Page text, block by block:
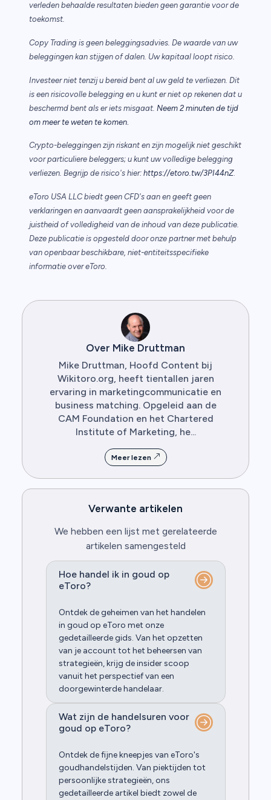
verleden behaalde resultaten bieden geen garantie voor de
toekomst.
Copy Trading is geen beleggingsadvies. De waarde van uw
beleggingen kan stijgen of dalen. Uw kapitaal loopt risico.
Investeer niet tenzij u bereid bent al uw geld te verliezen. Dit
is een risicovolle belegging en u kunt er niet op rekenen dat u
beschermd bent als er iets misgaat. Neem 2 minuten de tijd
om meer te weten te komen.
Crypto-beleggingen zijn riskant en zijn mogelijk niet geschikt
voor particuliere beleggers; u kunt uw volledige belegging
verliezen. Begrijp de risico's hier: https://etoro.tw/3PI44nZ.
eToro USA LLC biedt geen CFD's aan en geeft geen
verklaringen en aanvaardt geen aansprakelijkheid voor de
juistheid of volledigheid van de inhoud van deze publicatie.
Deze publicatie is opgesteld door onze partner met behulp
van openbaar beschikbare, niet-entiteitsspecifieke
informatie over eToro.
Over Mike Druttman
Mike Druttman, Hoofd Content bij
Wikitoro.org, heeft tientallen jaren
ervaring in marketingcommunicatie en
business matching. Opgeleid aan de
CAM Foundation en het Chartered
Institute of Marketing, he...
Meer lezen
Verwante artikelen
We hebben een lijst met gerelateerde
artikelen samengesteld
Hoe handel ik in goud op
eToro?
Ontdek de geheimen van het handelen
in goud op eToro met onze
gedetailleerde gids. Van het opzetten
van je account tot het beheersen van
strategieën, krijg de insider scoop
vanuit het perspectief van een
doorgewinterde handelaar.
Wat zijn de handelsuren voor
goud op eToro?
Ontdek de fijne kneepjes van eToro's
goudhandelstijden. Van piektijden tot
persoonlijke strategieën, ons
gedetailleerde artikel biedt zowel de